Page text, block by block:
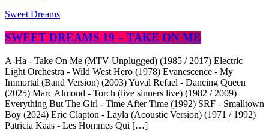
Sweet Dreams
SWEET DREAMS 19 – TAKE ON ME
A-Ha - Take On Me (MTV Unplugged) (1985 / 2017) Electric
Light Orchestra - Wild West Hero (1978) Evanescence - My
Immortal (Band Version) (2003) Yuval Refael - Dancing Queen
(2025) Marc Almond - Torch (live sinners live) (1982 / 2009)
Everything But The Girl - Time After Time (1992) SRF - Smalltown
Boy (2024) Eric Clapton - Layla (Acoustic Version) (1971 / 1992)
Patricia Kaas - Les Hommes Qui […]